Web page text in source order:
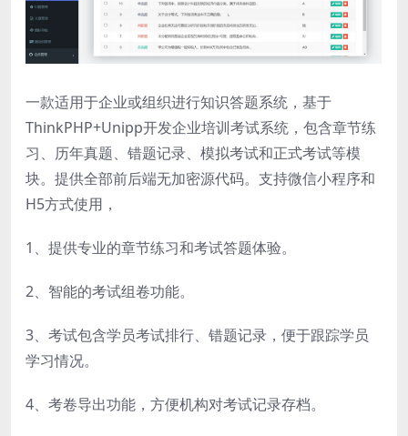
一款适用于企业或组织进行知识答题系统，基于
ThinkPHP+Unipp开发企业培训考试系统，包含章节练
习、历年真题、错题记录、模拟考试和正式考试等模
块。提供全部前后端无加密源代码。支持微信小程序和
H5方式使用，
1、提供专业的章节练习和考试答题体验。
2、智能的考试组卷功能。
3、考试包含学员考试排行、错题记录，便于跟踪学员
学习情况。
4、考卷导出功能，方便机构对考试记录存档。